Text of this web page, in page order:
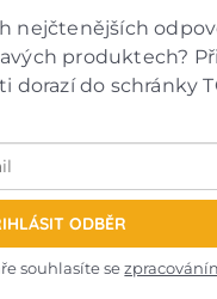
nejčtenějších
produktech?
dorazí do schránky
ODBĚR
souhlasíte se